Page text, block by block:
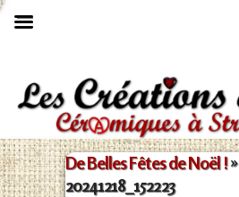

De Belles Fêtes de Noël !»
20241218_152223